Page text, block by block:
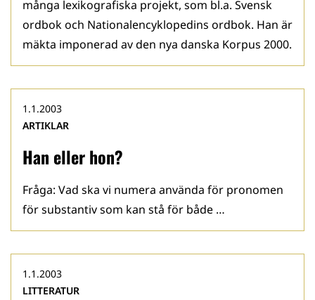
många lexikografiska projekt, som bl.a. Svensk
ordbok och Nationalencyklopedins ordbok. Han är
mäkta imponerad av den nya danska Korpus 2000.
Han eller hon?
1.1.2003
ARTIKLAR
Fråga: Vad ska vi numera använda för pronomen
för substantiv som kan stå för både …
1.1.2003
LITTERATUR